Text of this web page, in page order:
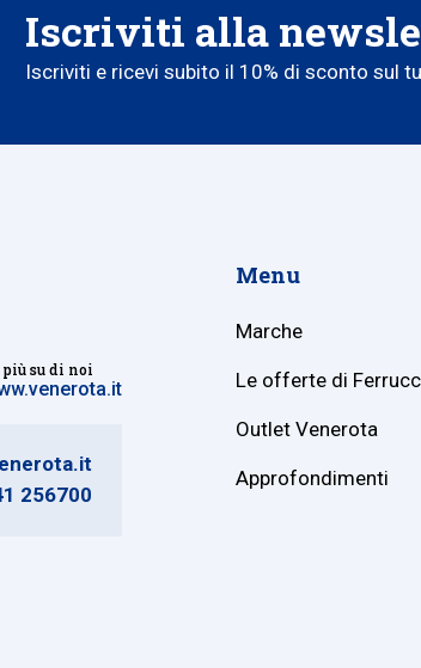
Iscriviti alla
Iscriviti e ricevi subito il 10% di sconto sul
su di noi
256700
Menu
Marche
Le offerte di
Outlet Venerota
Approfondimenti